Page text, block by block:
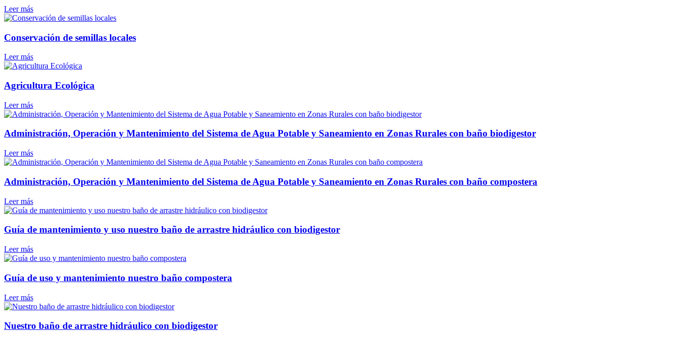
Leer más
Conservación de semillas locales
Leer más
Agricultura Ecológica
Leer más
Administración, Operación y Mantenimiento del Sistema de Agua Potable y Saneamiento en Zonas Rurales con baño biodigestor
Leer más
Administración, Operación y Mantenimiento del Sistema de Agua Potable y Saneamiento en Zonas Rurales con baño compostera
Leer más
Guía de mantenimiento y uso nuestro baño de arrastre hidráulico con biodigestor
Leer más
Guía de uso y mantenimiento nuestro baño compostera
Leer más
Nuestro baño de arrastre hidráulico con biodigestor